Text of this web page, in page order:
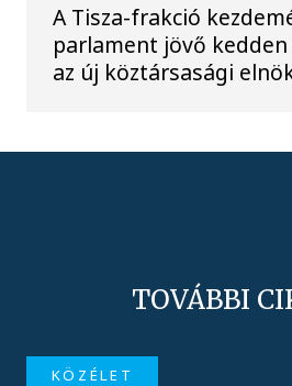
A Tisza-frakció
parlament jövő kedden
az új köztársasági
TOVÁBBI
KÖZÉLET